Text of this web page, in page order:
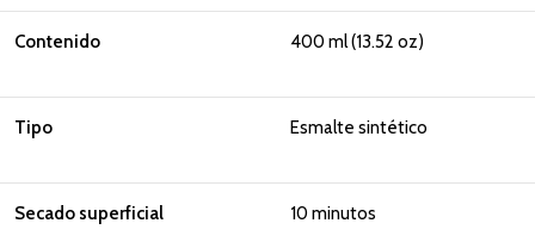
Contenido 400 ml (13.52 oz)
Tipo Esmalte sintético
Secado superficial 10 minutos